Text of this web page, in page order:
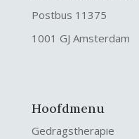
Postbus 11375
1001 GJ Amsterdam
Hoofdmenu
Gedragstherapie